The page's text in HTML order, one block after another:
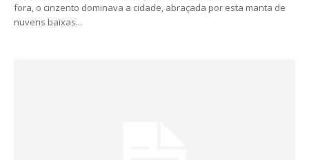
fora, o cinzento dominava a cidade, abraçada por esta manta de
nuvens baixas...